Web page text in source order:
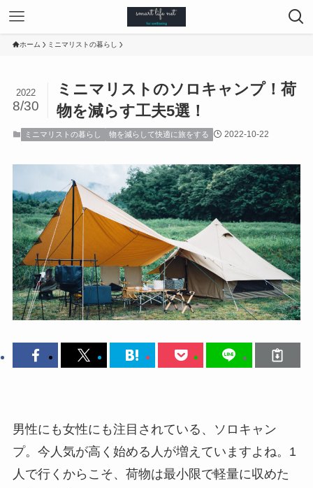
ホーム ミニマリストの暮らし
ミニマリストのソロキャンプ！荷
物を減らす工夫5選！
2022
8/30
ミニマリストの暮らし 物を減らして快適に旅をする 2022-10-22
男性にも女性にも注目されている、ソロキャン
プ。今人気が高く始める人が増えていますよね。1
人で行くからこそ、荷物は最小限で軽量に収めた